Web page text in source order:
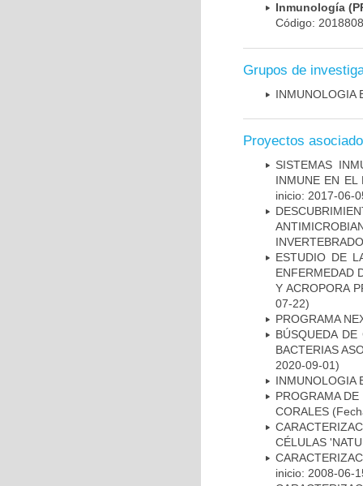
Inmunología
Código:
Grupos de
INMUNOLOGIA
Proyectos
SISTEMAS
INMUNE EN EL
inicio: 2017-06-
ESTUDIO DE
ENFERMEDAD
Y ACROPORA
07-22)
PROGRAMA
BÚSQUEDA
BACTERIAS
2020-09-01)
INMUNOLOGIA
PROGRAMA
CORALES
CÉLULAS
inicio: 2008-06-